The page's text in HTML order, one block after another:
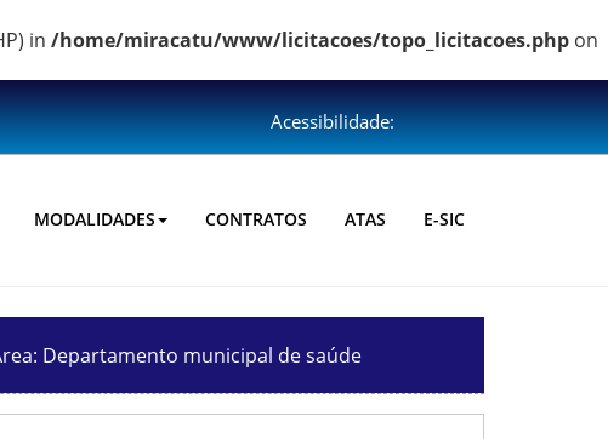
in /home/miracatu/www/licitacoes/topo_licitacoes.php on
Acessibilidade:
MODALIDADES CONTRATOS ATAS E-SIC
Departamento municipal de saúde